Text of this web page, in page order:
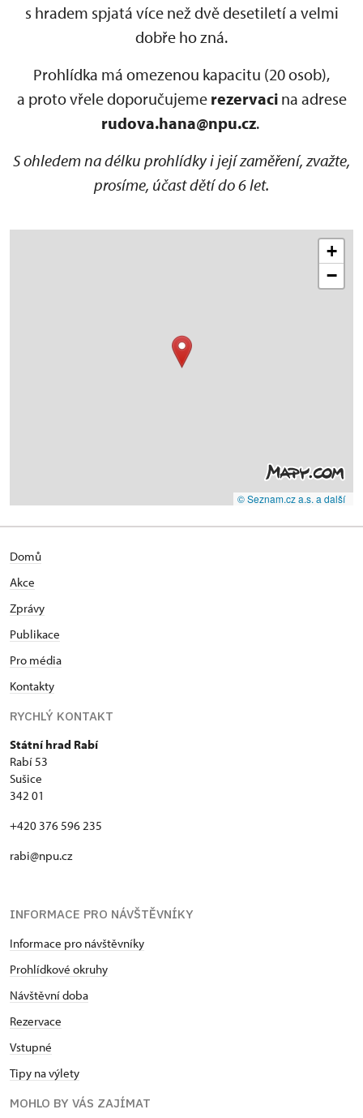
s hradem spjatá více než dvě desetiletí a velmi
dobře ho zná.
Prohlídka má omezenou kapacitu (20 osob),
a proto vřele doporučujeme rezervacina adrese
rudova.hana@npu.cz.
S ohledem na délku prohlídky i její zaměření, zvažte,
prosíme, účast dětí do 6 let.
+
−
© Seznam.cz a.s. a další
Domů
Akce
Zprávy
Publikace
Pro média
Kontakty
RYCHLÝ KONTAKT
Státní hrad Rabí
Rabí 53
Sušice
342 01
+420 376 596 235
rabi@npu.cz
INFORMACE PRO NÁVŠTĚVNÍKY
Informace pro návštěvníky
Prohlídkové okruhy
Návštěvní doba
Rezervace
Vstupné
Tipy na výlety
MOHLO BY VÁS ZAJÍMAT